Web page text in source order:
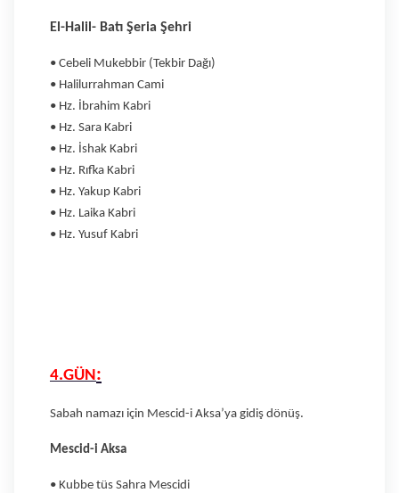
El-Halil- Batı Şeria Şehri
• Cebeli Mukebbir (Tekbir Dağı)
• Halilurrahman Cami
• Hz. İbrahim Kabri
• Hz. Sara Kabri
• Hz. İshak Kabri
• Hz. Rıfka Kabri
• Hz. Yakup Kabri
• Hz. Laika Kabri
• Hz. Yusuf Kabri
4.GÜN :
Sabah namazı için Mescid-i Aksa’ya gidiş dönüş.
Mescid-i Aksa
• Kubbe tüs Sahra Mescidi